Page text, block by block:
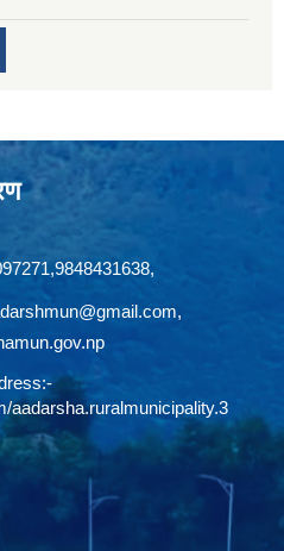
aadarsha.ruralmunicipality.3